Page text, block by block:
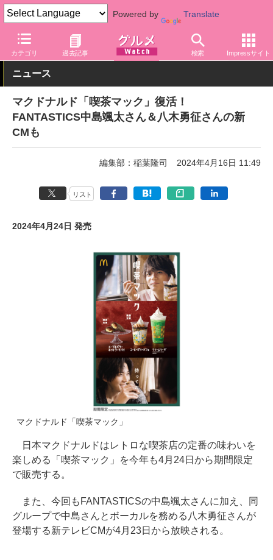
Powered by Translate
カテゴリ 過去記事 検索 Impressサイト
グルメ Watch 店舗 ファストフード マクドナルド
ニュース
マクドナルド「喫茶マック」復活！
FANTASTICS中島颯太さん＆八木勇征さんの新
CMも
編集部：稲葉隆司 2024年4月16日 11:49
リスト
2024年4月24日 発売
マクドナルド「喫茶マック」
日本マクドナルドはレトロな喫茶店の定番の味わいを
楽しめる「喫茶マック」を今年も4月24日から期間限定
で販売する。
また、今回もFANTASTICSの中島颯太さんに加え、同
グループで中島さんとボーカルを務める八木勇征さんが
登場する新テレビCMが4月23日から放映される。